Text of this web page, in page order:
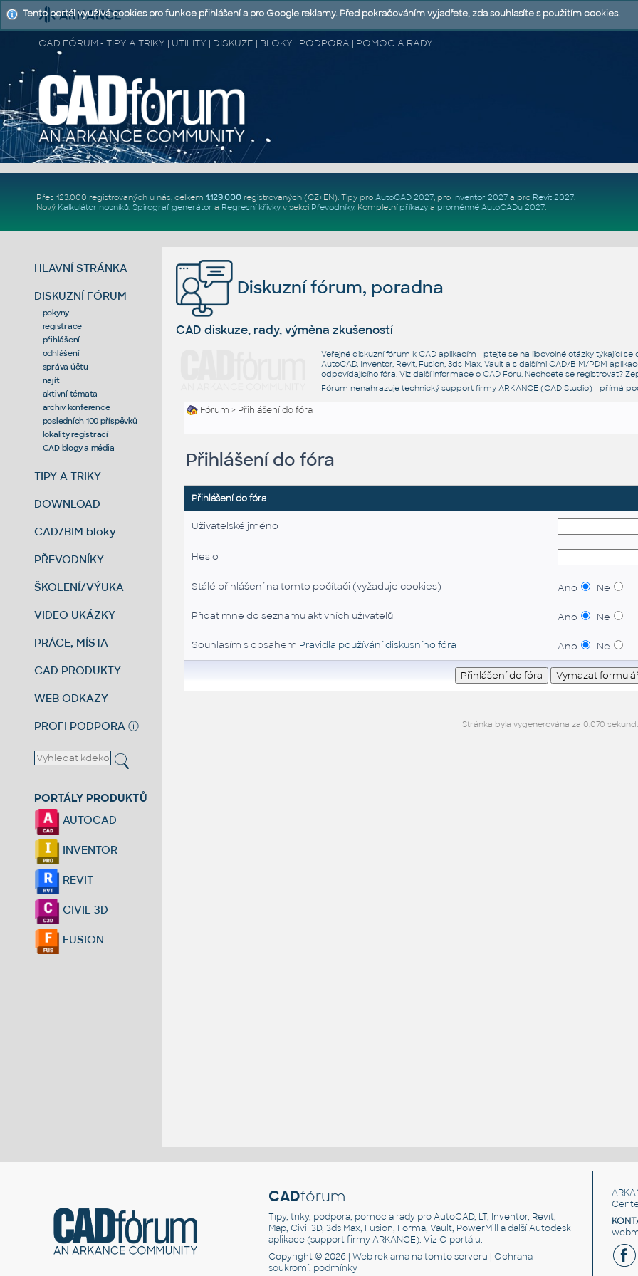
CAD FÓRUM - TIPY A TRIKY | UTILITY | DISKUZE | BLOKY | PODPORA | POMOC A RADY
Přes 123.000 registrovaných u nás, celkem 1.129.000registrovaných (CZ+EN). Tipy pro AutoCAD 2027, pro Inventor 2027a pro Revit 2027.
Nový Kalkulátor nosníků, Spirograf generátor a Regresní křivkyv sekci Převodníky. Kompletní příkazya proměnné AutoCADu 2027.
HLAVNÍ STRÁNKA
DISKUZNÍ FÓRUM
pokyny
registrace
přihlášení
odhlášení
správa účtu
najít
aktivní témata
archiv konference
posledních 100 příspěvků
lokality registrací
CAD blogy a média
TIPY A TRIKY
DOWNLOAD
CAD/BIM bloky
PŘEVODNÍKY
ŠKOLENÍ/VÝUKA
VIDEO UKÁZKY
PRÁCE, MÍSTA
CAD PRODUKTY
WEB ODKAZY
PROFI PODPORA ⓘ
PORTÁLY PRODUKTŮ
AUTOCAD
INVENTOR
REVIT
CIVIL 3D
FUSION
Diskuzní fórum, poradna
CAD diskuze, rady, výměna zkušeností
Veřejné diskuzní fórum k CAD aplikacím - ptejte se na libovolné otázky týkající
AutoCAD, Inventor, Revit, Fusion, 3ds Max, Vault a s dalšími CAD/BIM/PDM
odpovídajícího fóra. Viz další informace o CAD Fóru. Nechcete se registrovat?
Fórum nenahrazuje technický support firmy ARKANCE (CAD Studio) - přímá
Fórum > Přihlášení do fóra
Přihlášení do fóra
Přihlášení do fóra
Uživatelské jméno
Heslo
Stálé přihlášení na tomto počítači (vyžaduje cookies) Ano Ne
Přidat mne do seznamu aktivních uživatelů Ano Ne
Souhlasím s obsahem Pravidla používání diskusního fóra Ano Ne
Stránka byla vygenerována za 0,070 sekund.
CADfórum
Tipy, triky, podpora, pomoc a rady pro AutoCAD, LT, Inventor, Revit,
Map, Civil 3D, 3ds Max, Fusion, Forma, Vault, PowerMill a další Autodesk
aplikace (support firmy ARKANCE). VizO portálu.
Copyright © 2026 |Web reklama na tomto serveru |Ochrana
soukromí, podmínky
Tento portál využívá cookies pro funkce přihlášení a pro Google reklamy. Před pokračováním vyjadřete, zda souhlasíte s použitím cookies.